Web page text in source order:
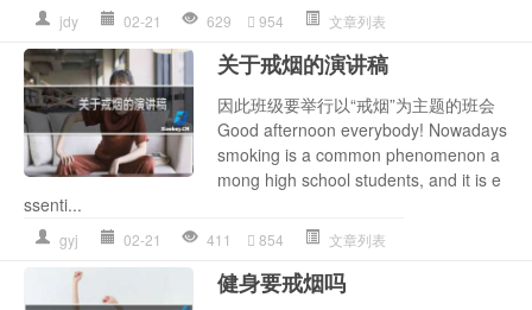
jdy 02-21 629 954 文章列表
关于戒烟的演讲稿
因此班级要举行以“戒烟”为主题的班会
Good afternoon everybody! Nowadays
smoking is a common phenomenon a
mong high school students, and it is e
ssenti...
gyj 02-21 411 854 文章列表
健身要戒烟吗